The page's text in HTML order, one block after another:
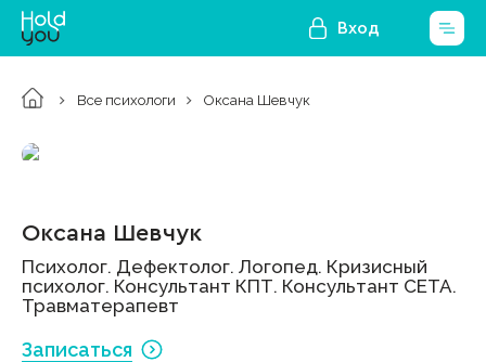
Вход
Все психологи Оксана Шевчук
Оксана Шевчук
Психолог. Дефектолог. Логопед. Кризисный
психолог. Консультант КПТ. Консультант СЕТА.
Травматерапевт
Записаться